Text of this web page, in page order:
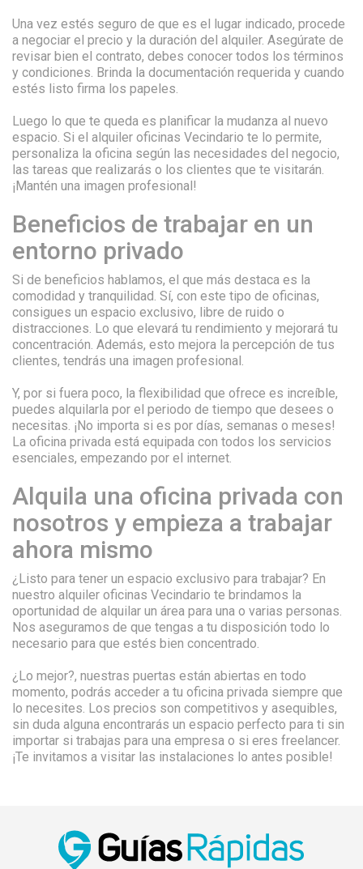
Una vez estés seguro de que es el lugar indicado, procede
a negociar el precio y la duración del alquiler. Asegúrate de
revisar bien el contrato, debes conocer todos los términos
y condiciones. Brinda la documentación requerida y cuando
estés listo firma los papeles.
Luego lo que te queda es planificar la mudanza al nuevo
espacio. Si el alquiler oficinas Vecindario te lo permite,
personaliza la oficina según las necesidades del negocio,
las tareas que realizarás o los clientes que te visitarán.
¡Mantén una imagen profesional!
Beneficios de trabajar en un
entorno privado
Si de beneficios hablamos, el que más destaca es la
comodidad y tranquilidad. Sí, con este tipo de oficinas,
consigues un espacio exclusivo, libre de ruido o
distracciones. Lo que elevará tu rendimiento y mejorará tu
concentración. Además, esto mejora la percepción de tus
clientes, tendrás una imagen profesional.
Y, por si fuera poco, la flexibilidad que ofrece es increíble,
puedes alquilarla por el periodo de tiempo que desees o
necesitas. ¡No importa si es por días, semanas o meses!
La oficina privada está equipada con todos los servicios
esenciales, empezando por el internet.
Alquila una oficina privada con
nosotros y empieza a trabajar
ahora mismo
¿Listo para tener un espacio exclusivo para trabajar? En
nuestro alquiler oficinas Vecindario te brindamos la
oportunidad de alquilar un área para una o varias personas.
Nos aseguramos de que tengas a tu disposición todo lo
necesario para que estés bien concentrado.
¿Lo mejor?, nuestras puertas están abiertas en todo
momento, podrás acceder a tu oficina privada siempre que
lo necesites. Los precios son competitivos y asequibles,
sin duda alguna encontrarás un espacio perfecto para ti sin
importar si trabajas para una empresa o si eres freelancer.
¡Te invitamos a visitar las instalaciones lo antes posible!